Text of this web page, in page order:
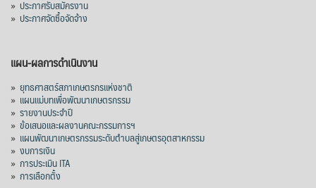
» ประกาศรับสมัครงาน
» ประกาศจัดซื้อจัดจ้าง
แผน-ผลการดำเนินงาน
» ยุทธศาสตร์สภาเกษตรกรแห่งชาติ
» แผนแม่บทเพื่อพัฒนาเกษตรกรรม
» รายงานประจำปี
» ข้อเสนอและผลงานคณะกรรมการฯ
» แผนพัฒนาเกษตรกรรมระดับตำบลสู่เกษตรอุตสาหกรรม
» งบการเงิน
» การประเมิน ITA
» การเลือกตั้ง